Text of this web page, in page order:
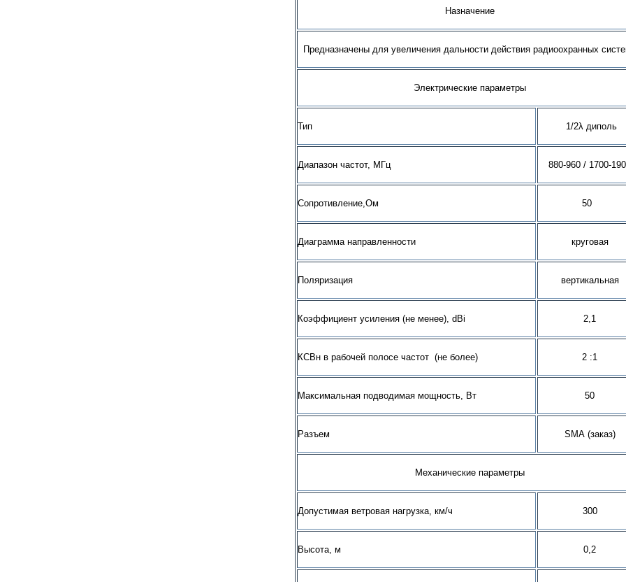
Назначение
Предназначены для увеличения дальности действия радиоохранных
Электрические параметры
Тип 1/2λ диполь
Диапазон частот, МГц 880-960 / 1700-
Сопротивление,Ом 50
Диаграмма направленности круговая
Поляризация вертикальная
Коэффициент усиления (не менее), dBi 2,1
КСВн в рабочей полосе частот (не более) 2 :1
Максимальная подводимая мощность, Вт 50
Разъем SMA(заказ)
Механические параметры
Допустимая ветровая нагрузка, км/ч 300
Высота, м 0,2